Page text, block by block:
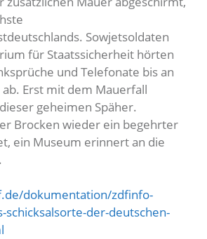
Sowjetsoldaten
für Staatssicherheit hörten
und Telefonate bis an
Erst mit dem Mauerfall
geheimen Späher.
Brocken wieder ein begehrter
ein Museum erinnert an die
dokumentation/zdfinfo-
schicksalsorte-der-deutschen-